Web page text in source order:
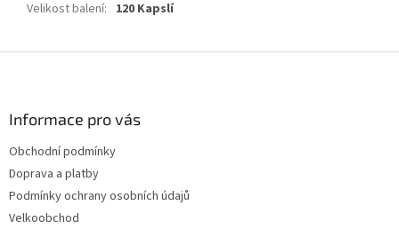
Velikost balení: 120 Kapslí
Informace pro vás
Obchodní podmínky
Doprava a platby
Podmínky ochrany osobních údajů
Velkoobchod